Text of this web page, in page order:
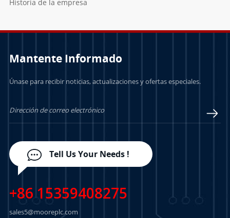
Historia de la empresa
Mantente Informado
Únase para recibir noticias, actualizaciones y ofertas especiales.
Tell Us Your Needs !
+86 15359408275
sales5@mooreplc.com